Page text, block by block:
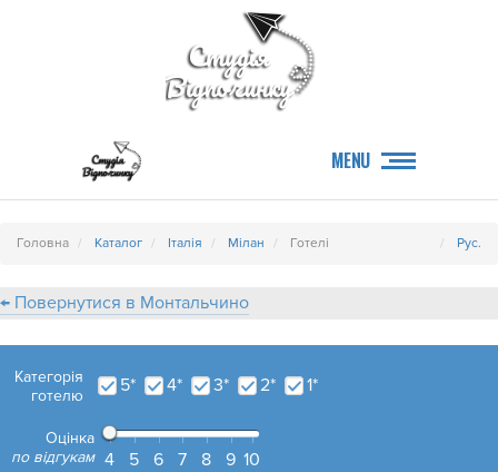
MENU
Головна Каталог Італія Мілан Готелі Рус.
← Повернутися в Монтальчино
Категорія
готелю
5* 4* 3* 2* 1*
Оцінка
по відгукам 4 5 6 7 8 9 10